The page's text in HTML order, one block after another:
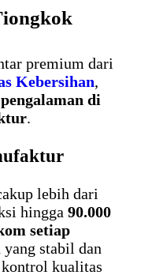
premium dari
Kebersihan,
di
.
lebih dari
hingga 90.000
setiap
yang stabil dan
kualitas